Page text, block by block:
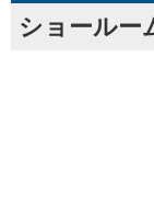
ショールー